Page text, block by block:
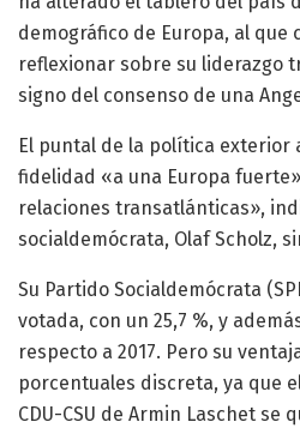
demográfico de Europa, al que
reflexionar sobre su liderazgo
signo del consenso de una
El puntal de la política exterior
fidelidad «a una Europa
relaciones transatlánticas»,
socialdemócrata, Olaf Scholz,
Su Partido Socialdemócrata
votada, con un 25,7 %, y
respecto a 2017. Pero su
porcentuales discreta, ya que
CDU-CSU de Armin Laschet se